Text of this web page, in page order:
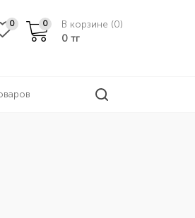
0 0 В корзине (0)
0 тг